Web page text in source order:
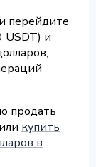
перейдите
USDT) и
продать
купить
в